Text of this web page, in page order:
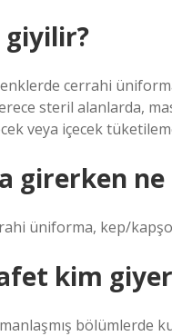
giyilir?
cerrahi
steril alanlarda,
veya içecek
girerken ne
üniforma, kep/
kim
bölümlerde